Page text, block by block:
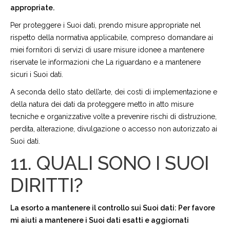
appropriate.
Per proteggere i Suoi dati, prendo misure appropriate nel
rispetto della normativa applicabile, compreso domandare ai
miei fornitori di servizi di usare misure idonee a mantenere
riservate le informazioni che La riguardano e a mantenere
sicuri i Suoi dati.
A seconda dello stato dell’arte, dei costi di implementazione e
della natura dei dati da proteggere metto in atto misure
tecniche e organizzative volte a prevenire rischi di distruzione,
perdita, alterazione, divulgazione o accesso non autorizzato ai
Suoi dati.
11. QUALI SONO I SUOI
DIRITTI?
La esorto a mantenere il controllo sui Suoi dati: Per favore
mi aiuti a mantenere i Suoi dati esatti e aggiornati